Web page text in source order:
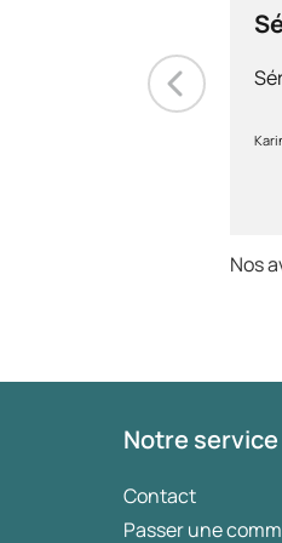
Nos
Notre
Contact
Passer une